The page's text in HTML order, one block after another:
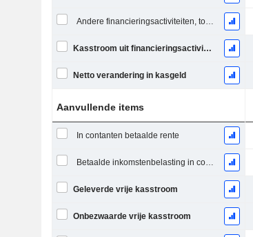
Andere financieringsactiviteiten, totaal
Kasstroom uit financieringsactiviteiten
Netto verandering in kasgeld
Aanvullende items
In contanten betaalde rente
Betaalde inkomstenbelasting in contanten (teruggave)
Geleverde vrije kasstroom
Onbezwaarde vrije kasstroom